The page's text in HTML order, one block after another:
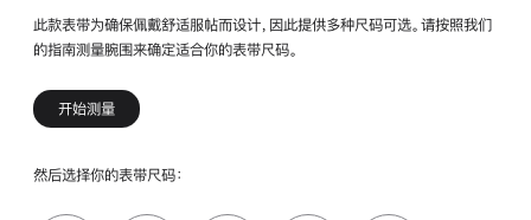
此款表带为确保佩戴舒适服帖而设计，因此提供多种尺码可选。请按照我们
的指南测量腕围来确定适合你的表带尺码。
开始测量
然后选择你的表带尺码：